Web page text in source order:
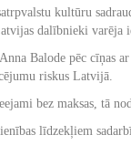
kultūru
dalībnieki varēja
Balode pēc cīņas
riskus Latvijā.
bez maksas, tā
līdzekļiem